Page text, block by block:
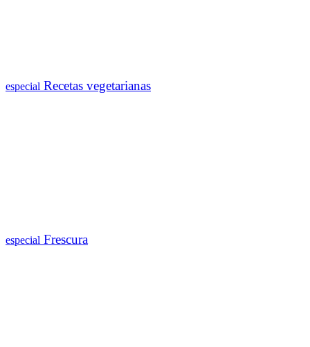
especial Recetas vegetarianas
especial Frescura